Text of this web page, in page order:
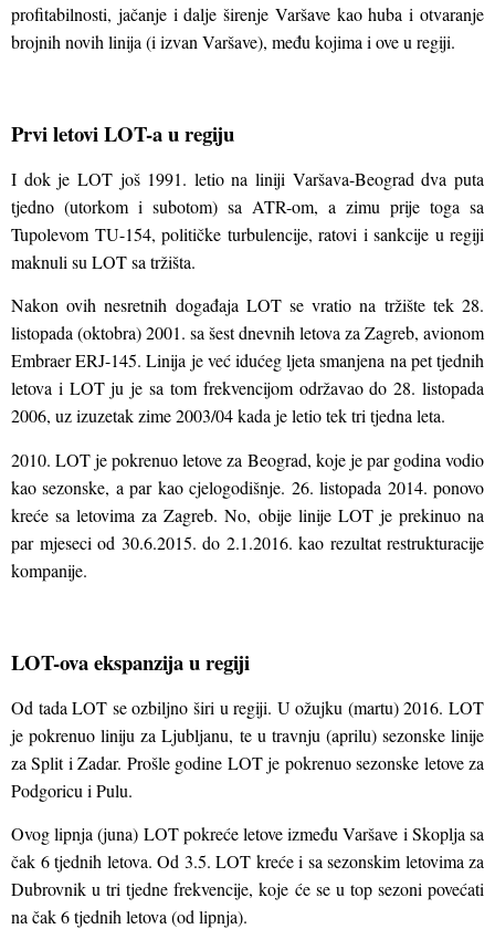
profitabilnosti, jačanje i dalje širenje Varšave kao huba i otvaranje
brojnih novih linija (i izvan Varšave), među kojima i ove u regiji.
Prvi letovi LOT-a u regiju
I dok je LOT još 1991. letio na liniji Varšava-Beograd dva puta
tjedno (utorkom i subotom) sa ATR-om, a zimu prije toga sa
Tupolevom TU-154, političke turbulencije, ratovi i sankcije u regiji
maknuli su LOT sa tržišta.
Nakon ovih nesretnih događaja LOT se vratio na tržište tek 28.
listopada (oktobra) 2001. sa šest dnevnih letova za Zagreb, avionom
Embraer ERJ-145. Linija je već idućeg ljeta smanjena na pet tjednih
letova i LOT ju je sa tom frekvencijom održavao do 28. listopada
2006, uz izuzetak zime 2003/04 kada je letio tek tri tjedna leta.
2010. LOT je pokrenuo letove za Beograd, koje je par godina vodio
kao sezonske, a par kao cjelogodišnje. 26. listopada 2014. ponovo
kreće sa letovima za Zagreb. No, obije linije LOT je prekinuo na
par mjeseci od 30.6.2015. do 2.1.2016. kao rezultat restrukturacije
kompanije.
LOT-ova ekspanzija u regiji
Od tada LOT se ozbiljno širi u regiji. U ožujku (martu) 2016. LOT
je pokrenuo liniju za Ljubljanu, te u travnju (aprilu) sezonske linije
za Split i Zadar. Prošle godine LOT je pokrenuo sezonske letove za
Podgoricu i Pulu.
Ovog lipnja (juna) LOT pokreće letove između Varšave i Skoplja sa
čak 6 tjednih letova. Od 3.5. LOT kreće i sa sezonskim letovima za
Dubrovnik u tri tjedne frekvencije, koje će se u top sezoni povećati
na čak 6 tjednih letova (od lipnja).